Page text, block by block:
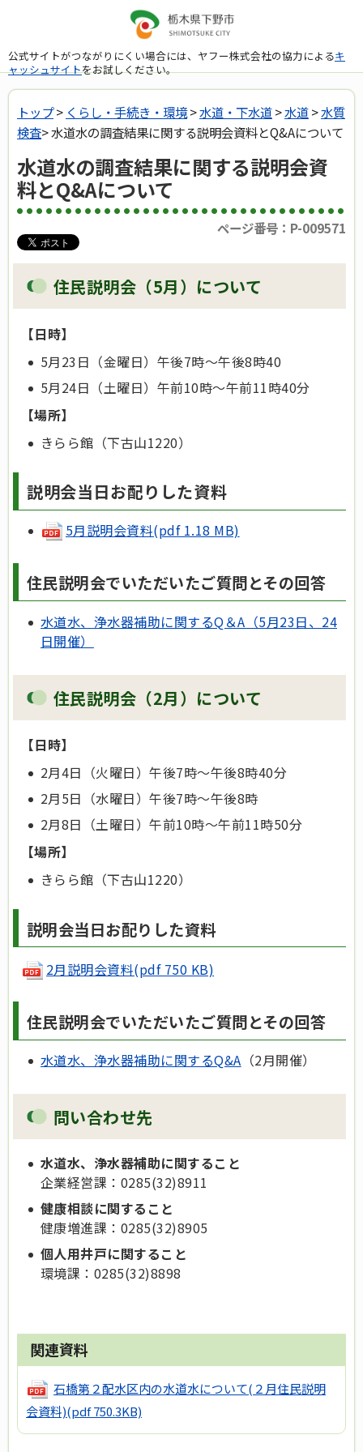
公式サイトがつながりにくい場合には、ヤフー株式会社の協力によるキ
ャッシュサイトをお試しください。
トップ> くらし・手続き・環境>水道・下水道>水道>水質
検査> 水道水の調査結果に関する説明会資料とQ&Aについて
水道水の調査結果に関する説明会資
料とQ&Aについて
ページ番号：P-009571
住民説明会（5月）について
【日時】
5月23日（金曜日）午後7時～午後8時40
5月24日（土曜日）午前10時～午前11時40分
【場所】
きらら館（下古山1220）
説明会当日お配りした資料
5月説明会資料(pdf 1.18 MB)
住民説明会でいただいたご質問とその回答
水道水、浄水器補助に関するQ＆A（5月23日、24
日開催）
住民説明会（2月）について
【日時】
2月4日（火曜日）午後7時～午後8時40分
2月5日（水曜日）午後7時～午後8時
2月8日（土曜日）午前10時～午前11時50分
【場所】
きらら館（下古山1220）
説明会当日お配りした資料
2月説明会資料(pdf 750 KB)
住民説明会でいただいたご質問とその回答
水道水、浄水器補助に関するQ&A （2月開催）
問い合わせ先
水道水、浄水器補助に関すること
企業経営課：0285(32)8911
健康相談に関すること
健康増進課：0285(32)8905
個人用井戸に関すること
環境課：0285(32)8898
関連資料
石橋第２配水区内の水道水について(２月住民説明
会資料)(pdf 750.3KB)